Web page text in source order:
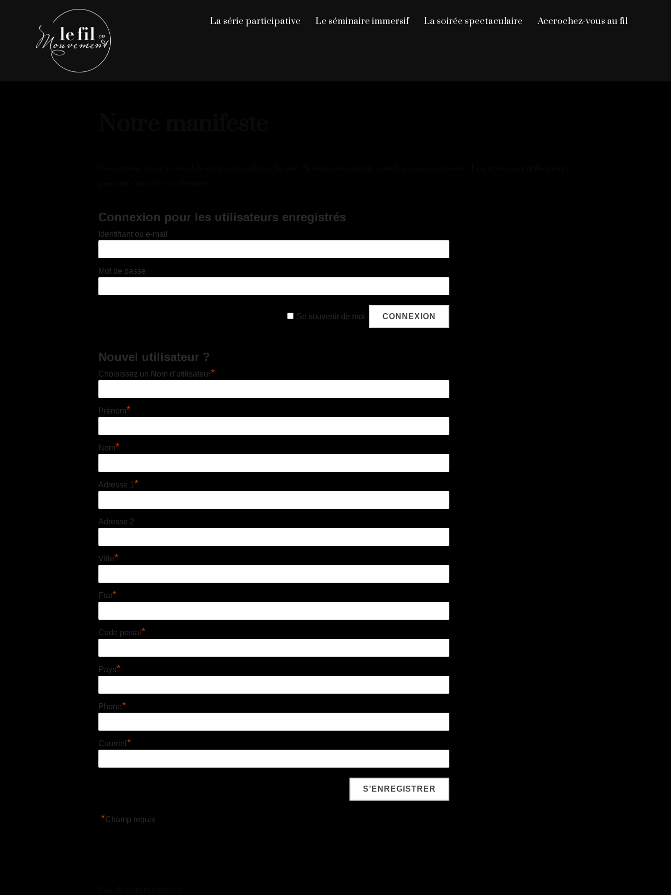
La série participative Le séminaire immersif La soirée spectaculaire Accrochez-vous au fil
Connexion pour les utilisateurs enregistrés
Identifiant ou e-mail
Mot de passe
Se souvenir de moi
Nouvel utilisateur ?
Choisissez un Nom d’utilisateur*
Prénom*
Nom*
Adresse 1 *
Adresse 2
Ville*
État*
Code postal *
Pays*
Phone*
Courriel *
*Champ requis